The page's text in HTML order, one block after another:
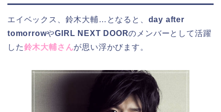
エイベックス、鈴木大輔…となると、 day after
tomorrowやGIRL NEXT DOORのメンバーとして活躍
した鈴木大輔さんが思い浮かびます。